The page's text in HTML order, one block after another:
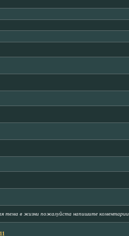
тема в жизни пожалуйста напишите коментарии